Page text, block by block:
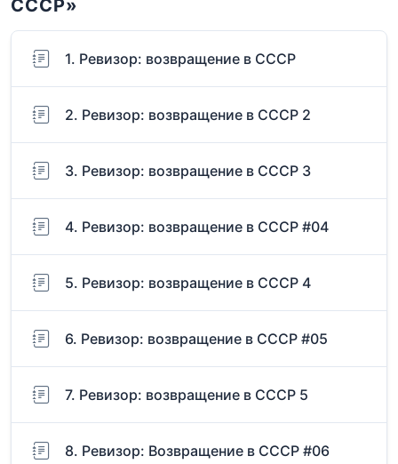
СССР»
1. Ревизор: возвращение в СССР
2. Ревизор: возвращение в СССР 2
3. Ревизор: возвращение в СССР 3
4. Ревизор: возвращение в СССР #04
5. Ревизор: возвращение в СССР 4
6. Ревизор: возвращение в СССР #05
7. Ревизор: возвращение в СССР 5
8. Ревизор: Возвращение в СССР #06